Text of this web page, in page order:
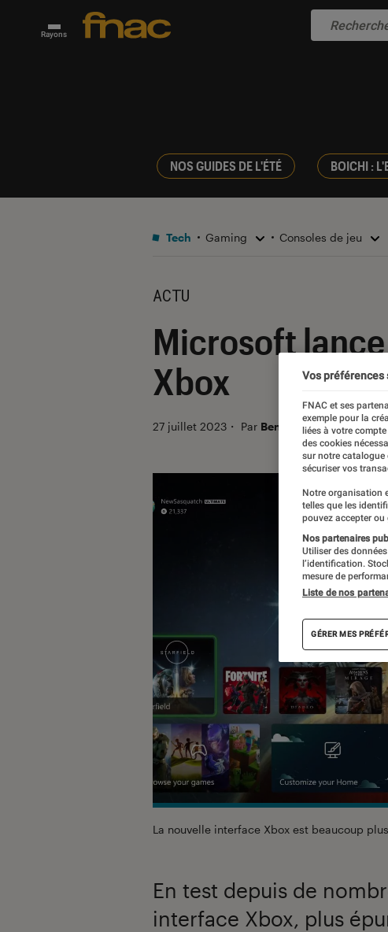
Rayons
NOS GUIDES DE L'ÉTÉ BOICHI :
Tech Gaming Consoles de jeu
ACTU
Microsoft
Xbox
27 juillet 2023 ・ Par Benjamin Logerot
La nouvelle interface Xbox est beaucoup
En test depuis de
interface Xbox, plus
Vos préférences
FNAC et ses
exemple pour la
liées à votre
des cookies
sur notre catalogue
sécuriser vos
Notre organisation
telles que les
pouvez accepter
Nos partenaires
Utiliser des
l’identification.
mesure de
Liste de nos
GÉRER MES